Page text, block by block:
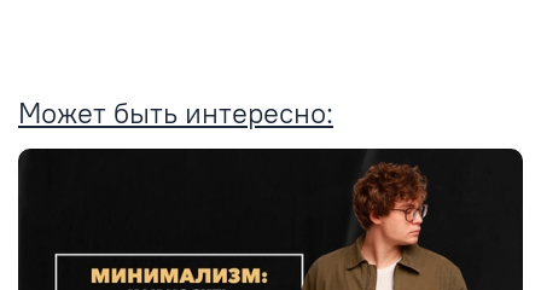
Может быть интересно: